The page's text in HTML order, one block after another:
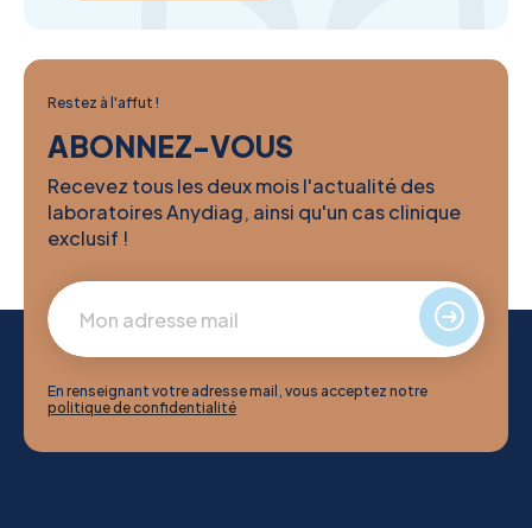
Restez à l'affut !
ABONNEZ-VOUS
Recevez tous les deux mois l'actualité des
laboratoires Anydiag, ainsi qu'un cas clinique
exclusif !
En renseignant votre adresse mail, vous acceptez notre
politique de confidentialité